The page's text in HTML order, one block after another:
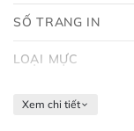
SỐ TRANG IN
LOẠI MỰC
Xem chi tiết